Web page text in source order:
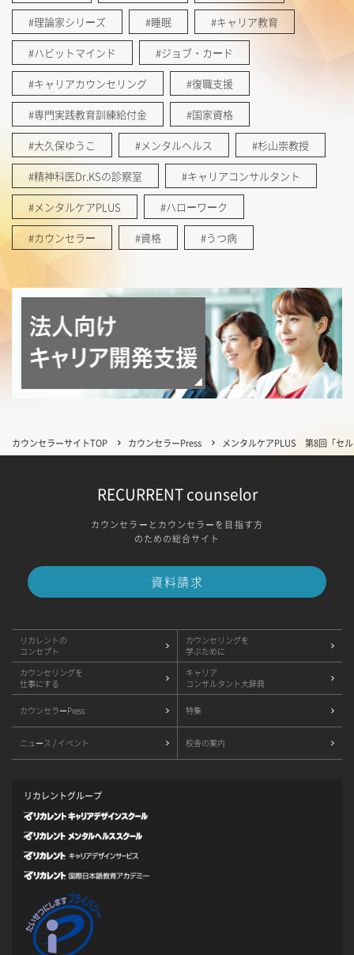
#理論家シリーズ #睡眠 #キャリア教育
#ハビットマインド #ジョブ・カード
#キャリアカウンセリング #復職支援
#専門実践教育訓練給付金 #国家資格
#大久保ゆうこ #メンタルヘルス #杉山崇教授
#精神科医Dr.KSの診察室 #キャリアコンサルタント
#メンタルケアPLUS #ハローワーク
#カウンセラー #資格 #うつ病
カウンセラーサイトTOP カウンセラーPress メンタルケアPLUS 第8回「セ
RECURRENT counselor
カウンセラーとカウンセラーを目指す方
のための総合サイト
資料請求
リカレントの
コンセプト
カウンセリングを
学ぶために
カウンセリングを
仕事にする
キャリア
コンサルタント大辞典
カウンセラーPress 特集
ニュース / イベント 校舎の案内
リカレントグループ